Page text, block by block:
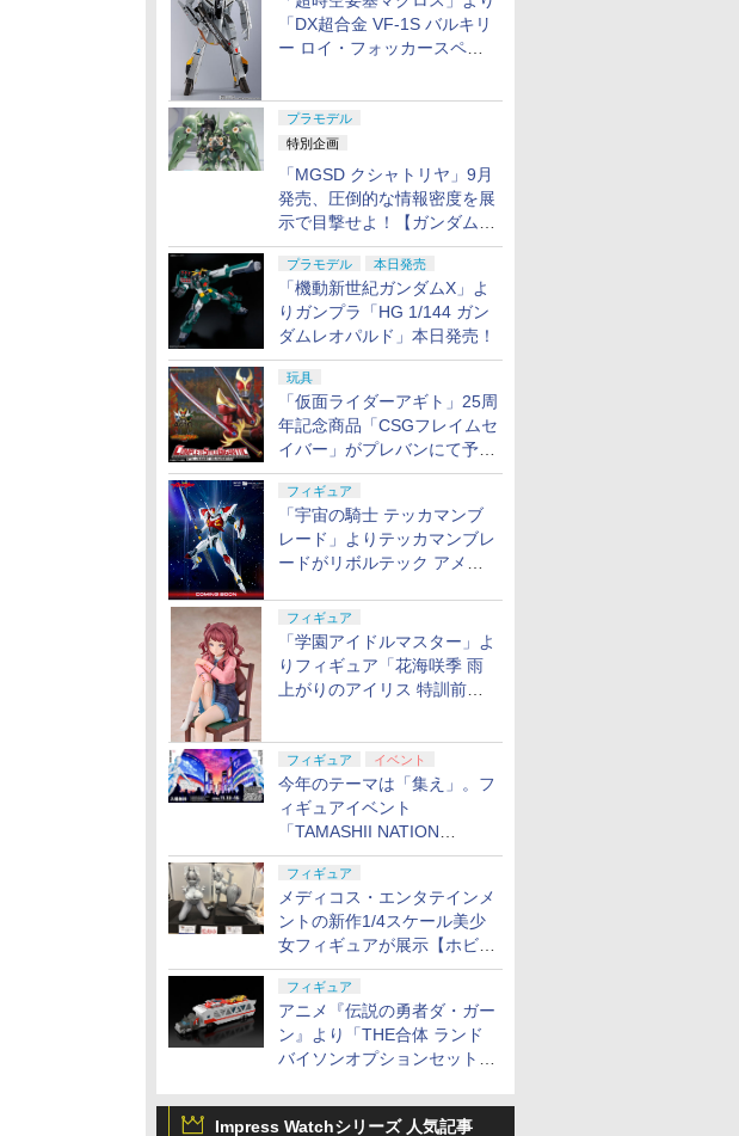
「DX超合金 VF-1S バルキリ
ー ロイ・フォッカースペシ
プラモデル
特別企画
「MGSD クシャトリヤ」9月
発売、圧倒的な情報密度を展
示で目撃せよ！【ガンダムベ
ース撮り下ろし】
プラモデル 本日発売
「機動新世紀ガンダムX」よ
りガンプラ「HG 1/144 ガン
ダムレオパルド」本日発売！
玩具
「仮面ライダーアギト」25周
年記念商品「CSGフレイムセ
イバー」がプレバンにて予約
開始
フィギュア
「宇宙の騎士 テッカマンブ
レード」よりテッカマンブレ
ードがリボルテック アメイ
定
フィギュア
「学園アイドルマスター」よ
りフィギュア「花海咲季 雨
上がりのアイリス 特訓前
フィギュア イベント
今年のテーマは「集え」。フ
ィギュアイベント
「TAMASHII NATION
2026」が11月13日より開催
決定
フィギュア
メディコス・エンタテインメ
ントの新作1/4スケール美少
女フィギュアが展示【ホビー
メーカー合同展示会】
フィギュア
アニメ『伝説の勇者ダ・ガー
ン』より「THE合体 ランド
バイソンオプションセット」
Impress Watchシリーズ 人気記事